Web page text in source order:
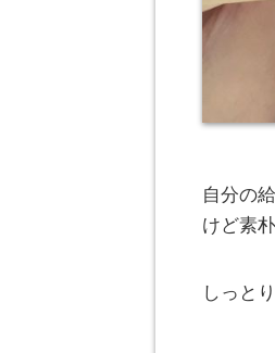
自分の
けど素
しっと